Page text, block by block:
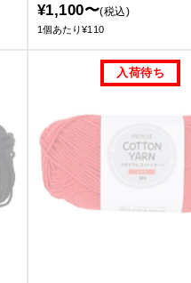
¥1,100〜(税込)
1個あたり¥110